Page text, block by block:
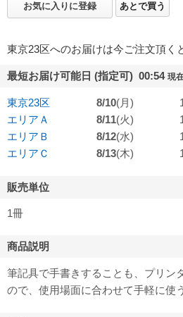
お気に入りに登録 あとで買う
東京23区へのお届けは今ご注文頂く
最短お届け可能日 (指定可) 00:54 現
東京23区 8/10(月)
エリアＡ
8/11(火)
エリアＢ
8/12(水)
エリアＣ
8/13(木)
販売単位
1冊
商品説明
筆記具で手書きすることも、プリン
ので、使用場面に合わせて手軽に使